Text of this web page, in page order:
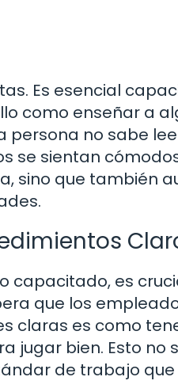
Es esencial
como enseñar a
no sabe
se sientan
sino que también
capacitado, es
que los
claras es como
jugar bien. Esto no
de trabajo